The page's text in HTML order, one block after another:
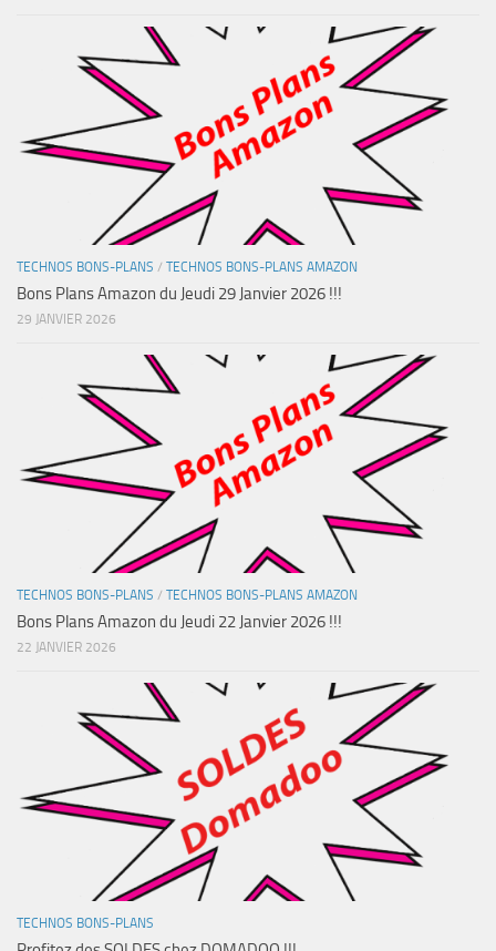
TECHNOS BONS-PLANS / TECHNOS BONS-PLANS AMAZON
Bons Plans Amazon du Jeudi 29 Janvier 2026 !!!
29 JANVIER 2026
TECHNOS BONS-PLANS / TECHNOS BONS-PLANS AMAZON
Bons Plans Amazon du Jeudi 22 Janvier 2026 !!!
22 JANVIER 2026
TECHNOS BONS-PLANS